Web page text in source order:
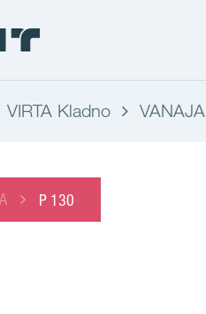
VIRTA Kladno VANAJA
P 130